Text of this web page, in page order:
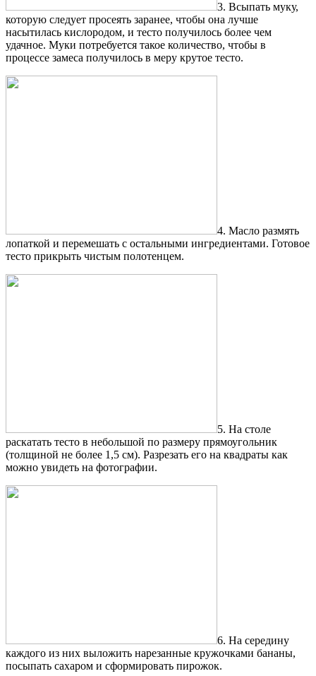
3. Всыпать муку,
которую следует просеять заранее, чтобы она лучше
насытилась кислородом, и тесто получилось более чем
удачное. Муки потребуется такое количество, чтобы в
процессе замеса получилось в меру крутое тесто.
4. Масло размять
лопаткой и перемешать с остальными ингредиентами. Готовое
тесто прикрыть чистым полотенцем.
5. На столе
раскатать тесто в небольшой по размеру прямоугольник
(толщиной не более 1,5 см). Разрезать его на квадраты как
можно увидеть на фотографии.
6. На середину
каждого из них выложить нарезанные кружочками бананы,
посыпать сахаром и сформировать пирожок.